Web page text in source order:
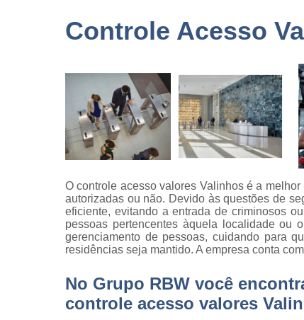
Controle Acesso
O controle acesso valores Valinhos é a
autorizadas ou não. Devido às questões de
eficiente, evitando a entrada de criminosos
pessoas pertencentes àquela localidade ou
gerenciamento de pessoas, cuidando para
residências seja mantido. A empresa conta
No Grupo RBW você
controle acesso valores